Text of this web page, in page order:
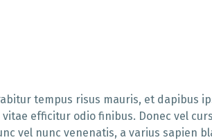
tempus risus mauris, et dapibus
efficitur odio finibus. Donec vel
vel nunc venenatis, a varius sapien